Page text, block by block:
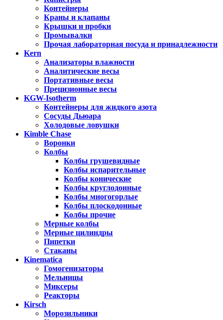
Контейнеры
Краны и клапаны
Крышки и пробки
Промывалки
Прочая лабораторная посуда и принадлежности
Kern
Анализаторы влажности
Аналитические весы
Портативные весы
Прецизионные весы
KGW-Isotherm
Контейнеры для жидкого азота
Сосуды Дьюара
Холодовые ловушки
Kimble Chase
Воронки
Колбы
Колбы грушевидные
Колбы испарительные
Колбы конические
Колбы круглодонные
Колбы многогорлые
Колбы плоскодонные
Колбы прочие
Мерные колбы
Мерные цилиндры
Пипетки
Стаканы
Kinematica
Гомогенизаторы
Мельницы
Миксеры
Реакторы
Kirsch
Морозильники